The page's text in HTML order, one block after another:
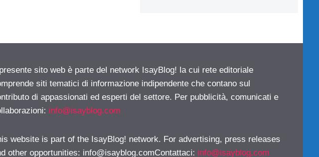
sito web è parte del network IsayBlog! la cui rete editoriale
siti tematici di informazione indipendente che contano sul
di appassionati ed esperti del settore. Per pubblicità, comunicati e
info@isayblog.com
website is part of the IsayBlog! network. For advertising, press releases
other opportunities: info@isayblog.comContattaci: info@isayblog.com